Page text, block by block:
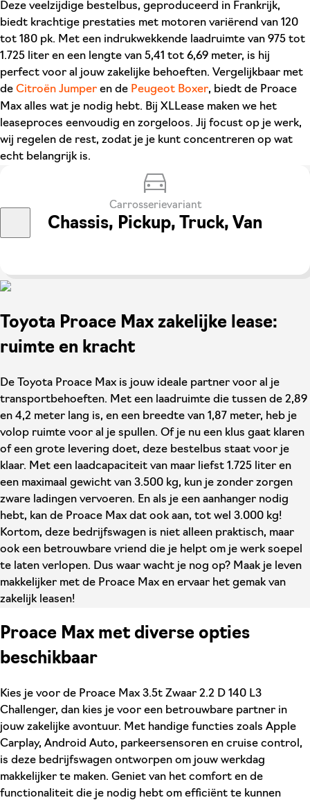
Deze veelzijdige bestelbus, geproduceerd in Frankrijk,
biedt krachtige prestaties met motoren variërend van 120
tot 180 pk. Met een indrukwekkende laadruimte van 975 tot
1.725 liter en een lengte van 5,41 tot 6,69 meter, is hij
perfect voor al jouw zakelijke behoeften. Vergelijkbaar met
de Citroën Jumper en de Peugeot Boxer, biedt de Proace
Max alles wat je nodig hebt. Bij XLLease maken we het
leaseproces eenvoudig en zorgeloos. Jij focust op je werk,
wij regelen de rest, zodat je je kunt concentreren op wat
echt belangrijk is.
Carrosserievariant
Chassis, Pickup, Truck, Van
Toyota Proace Max zakelijke lease:
ruimte en kracht
De Toyota Proace Max is jouw ideale partner voor al je
transportbehoeften. Met een laadruimte die tussen de 2,89
en 4,2 meter lang is, en een breedte van 1,87 meter, heb je
volop ruimte voor al je spullen. Of je nu een klus gaat klaren
of een grote levering doet, deze bestelbus staat voor je
klaar. Met een laadcapaciteit van maar liefst 1.725 liter en
een maximaal gewicht van 3.500 kg, kun je zonder zorgen
zware ladingen vervoeren. En als je een aanhanger nodig
hebt, kan de Proace Max dat ook aan, tot wel 3.000 kg!
Kortom, deze bedrijfswagen is niet alleen praktisch, maar
ook een betrouwbare vriend die je helpt om je werk soepel
te laten verlopen. Dus waar wacht je nog op? Maak je leven
makkelijker met de Proace Max en ervaar het gemak van
zakelijk leasen!
Proace Max met diverse opties
beschikbaar
Kies je voor de Proace Max 3.5t Zwaar 2.2 D 140 L3
Challenger, dan kies je voor een betrouwbare partner in
jouw zakelijke avontuur. Met handige functies zoals Apple
Carplay, Android Auto, parkeersensoren en cruise control,
is deze bedrijfswagen ontworpen om jouw werkdag
makkelijker te maken. Geniet van het comfort en de
functionaliteit die je nodig hebt om efficiënt te kunnen